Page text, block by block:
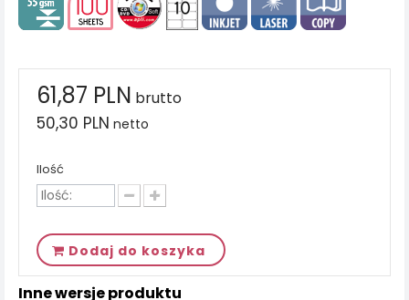
61,87 PLN brutto
50,30 PLN netto
Ilość
Dodaj do koszyka
Inne wersje produktu